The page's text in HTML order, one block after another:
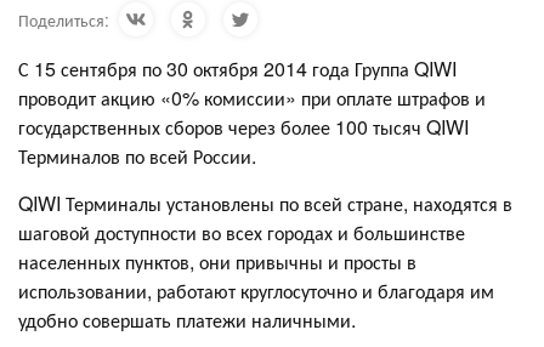
Поделиться:
С 15 сентября по 30 октября 2014 года Группа QIWI
проводит акцию «0% комиссии» при оплате штрафов и
государственных сборов через более 100 тысяч QIWI
Терминалов по всей России.
QIWI Терминалы установлены по всей стране, находятся в
шаговой доступности во всех городах и большинстве
населенных пунктов, они привычны и просты в
использовании, работают круглосуточно и благодаря им
удобно совершать платежи наличными.